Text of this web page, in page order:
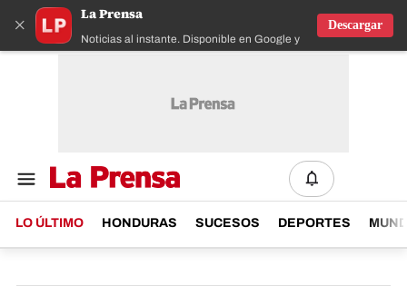
×
La Prensa
Noticias al instante. Disponible en Google y IOS
Descargar
LO ÚLTIMO HONDURAS SUCESOS DEPORTES